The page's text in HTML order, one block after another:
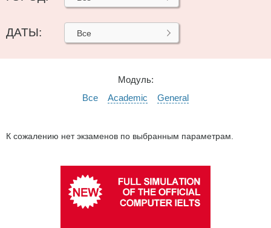
ДАТЫ: Все
Модуль:
Все
Academic General
К сожалению нет экзаменов по выбранным параметрам.